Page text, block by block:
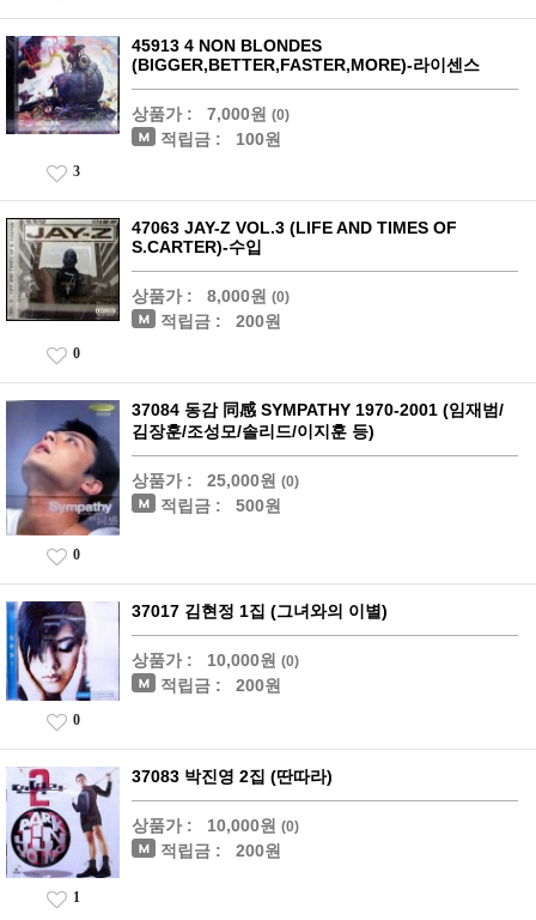
45913 4 NON BLONDES
(BIGGER,BETTER,FASTER,MORE)-라이센스
상품가 : 7,000원 (0)
적립금 : 100원
3
47063 JAY-Z VOL.3 (LIFE AND TIMES OF
S.CARTER)-수입
상품가 : 8,000원 (0)
적립금 : 200원
0
37084 동감 同感 SYMPATHY 1970-2001 (임재범/
김장훈/조성모/솔리드/이지훈 등)
상품가 : 25,000원 (0)
적립금 : 500원
0
37017 김현정 1집 (그녀와의 이별)
상품가 : 10,000원 (0)
적립금 : 200원
0
37083 박진영 2집 (딴따라)
상품가 : 10,000원 (0)
적립금 : 200원
1